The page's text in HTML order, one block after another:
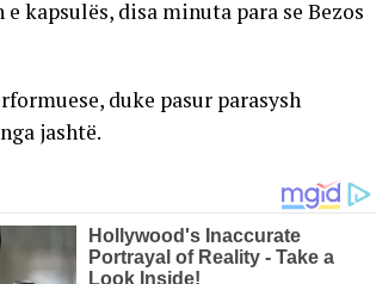
kapsulës, disa minuta para se Bezos
duke pasur parasysh
jashtë.